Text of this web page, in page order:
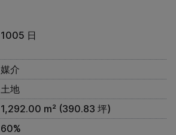
1005 日
媒介
土地
1,292.00 m² (390.83 坪)
60%